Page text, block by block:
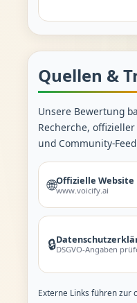
Quellen &
Unsere Bewertung
Recherche,
und Community-
🌐Offizielle Website
www.voicify.ai
🔒DSGVO-Angaben
Externe Links führen zur